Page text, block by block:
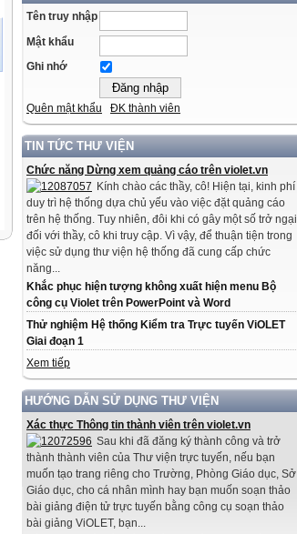
Tên truy nhập
Mật khẩu
Ghi nhớ
Quên mật khẩu ĐK thành viên
TIN TỨC THƯ VIỆN
Chức năng Dừng xem quảng cáo trên violet.vn
Kính chào các thầy, cô! Hiện tại, kinh phí
duy trì hệ thống dựa chủ yếu vào việc đặt quảng cáo
trên hệ thống. Tuy nhiên, đôi khi có gây một số trở ngại
đối với thầy, cô khi truy cập. Vì vậy, để thuận tiện trong
việc sử dụng thư viện hệ thống đã cung cấp chức
năng...
Khắc phục hiện tượng không xuất hiện menu Bộ
công cụ Violet trên PowerPoint và Word
Thử nghiệm Hệ thống Kiểm tra Trực tuyến ViOLET
Giai đoạn 1
Xem tiếp
HƯỚNG DẪN SỬ DỤNG THƯ VIỆN
Xác thực Thông tin thành viên trên violet.vn
Sau khi đã đăng ký thành công và trở
thành thành viên của Thư viện trực tuyến, nếu bạn
muốn tạo trang riêng cho Trường, Phòng Giáo dục, Sở
Giáo dục, cho cá nhân mình hay bạn muốn soạn thảo
bài giảng điện tử trực tuyến bằng công cụ soạn thảo
bài giảng ViOLET, bạn...